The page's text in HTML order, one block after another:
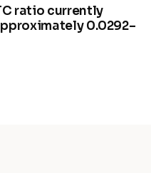
ratio currently
0.0292–